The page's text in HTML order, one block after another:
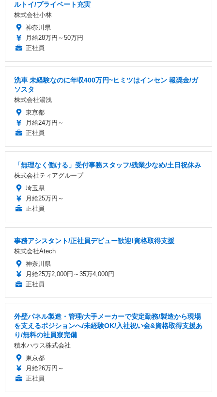
ルトイ/プライベート充実
株式会社小林
神奈川県
月給28万円～50万円
正社員
洗車 未経験なのに年収400万円~ヒミツはインセン 報奨金/ガ
ソスタ
株式会社湯浅
東京都
月給24万円～
正社員
「無理なく働ける」受付事務スタッフ/残業少なめ/土日祝休み
株式会社ティアグループ
埼玉県
月給25万円～
正社員
事務アシスタント/正社員デビュー歓迎!資格取得支援
株式会社Atech
神奈川県
月給25万2,000円～35万4,000円
正社員
外壁パネル製造・管理/大手メーカーで安定勤務/製造から現場
を支えるポジションへ/未経験OK/入社祝い金&資格取得支援あ
り/無料の社員寮完備
積水ハウス株式会社
東京都
月給26万円～
正社員